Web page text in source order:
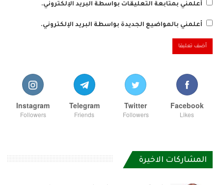
أعلمني بمتابعة التعليقات بواسطة البريد الإلكتروني.
أعلمني بالمواضيع الجديدة بواسطة البريد الإلكتروني.
Facebook
Likes
Twitter
Followers
Telegram
Friends
Instagram
Followers
المشاركات الاخيرة